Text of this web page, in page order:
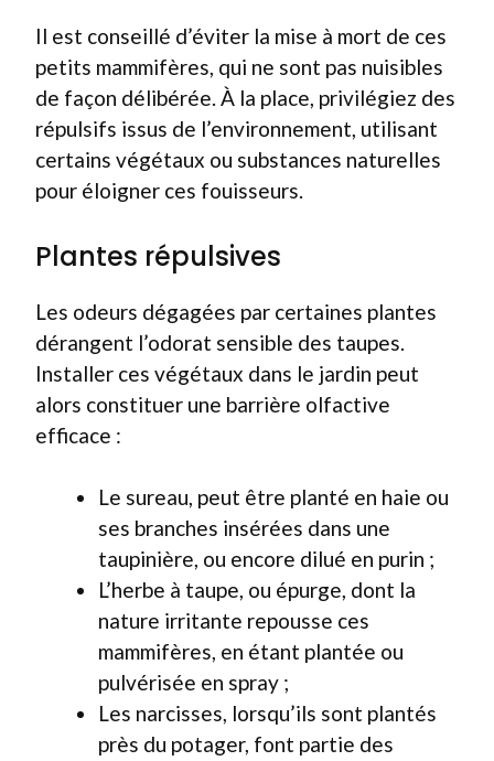
Il est conseillé d’éviter la mise à mort de ces
petits mammifères, qui ne sont pas nuisibles
de façon délibérée. À la place, privilégiez des
répulsifs issus de l’environnement, utilisant
certains végétaux ou substances naturelles
pour éloigner ces fouisseurs.
Plantes répulsives
Les odeurs dégagées par certaines plantes
dérangent l’odorat sensible des taupes.
Installer ces végétaux dans le jardin peut
alors constituer une barrière olfactive
efficace :
Le sureau, peut être planté en haie ou
ses branches insérées dans une
taupinière, ou encore dilué en purin ;
L’herbe à taupe, ou épurge, dont la
nature irritante repousse ces
mammifères, en étant plantée ou
pulvérisée en spray ;
Les narcisses, lorsqu’ils sont plantés
près du potager, font partie des